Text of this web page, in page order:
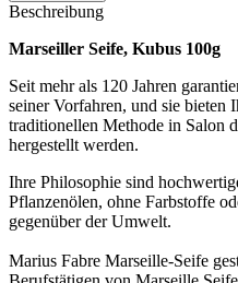
Beschreibung
Marseiller Seife, Kubus 100g
Seit mehr als 120 Jahren
seiner Vorfahren, und sie bieten
traditionellen Methode in Salon
hergestellt werden.
Ihre Philosophie sind
Pflanzenölen, ohne Farbstoffe
gegenüber der Umwelt.
Marius Fabre Marseille-Seife